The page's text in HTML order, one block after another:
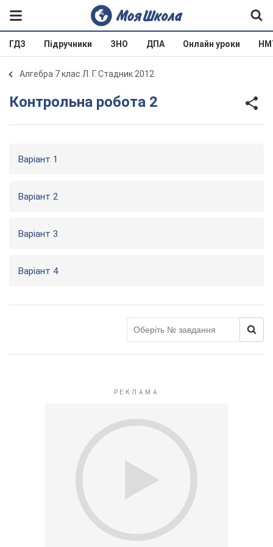
ГДЗ Підручники ЗНО ДПА Онлайн уроки
Алгебра 7 клас Л. Г. Стадник 2012
Контрольна робота 2
Варіант 1
Варіант 2
Варіант 3
Варіант 4